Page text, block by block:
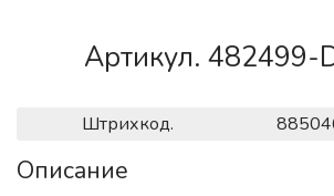
Артикул. 482499-
Штрихкод.
Описание